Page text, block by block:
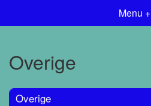
Menu +
Overige
Overige